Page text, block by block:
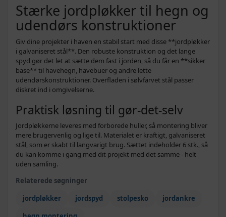
Stærke jordpløkker til hegn og
udendørs konstruktioner
Giv dine projekter i haven en stabil start med disse **jordpløkker
i galvaniseret stål**. Den robuste konstruktion og det lange
spyd gør det let at sætte dem fast i jorden, så du får en **sikker
base** til havehegn, havebuer og andre lette
udendørskonstruktioner. Overfladen i sølvfarvet stål passer
diskret ind i omgivelserne.
Praktisk løsning til gør‑det‑selv
Jordpløkkerne leveres med forborede huller, så montering bliver
mere brugervenlig og lige til. Materialet er kraftigt, galvaniseret
stål, som er skabt til langvarigt brug. Sættet indeholder 6 stk., så
du kan komme i gang med dit projekt med det samme - helt
uden samling.
Relaterede søgninger
jordpløkker
jordspyd stolpesko
jordankre
9 x 9 x 90 cm - 12 stk 1.169,-
10 x 10 x 76 cm - 12 stk
10 x 10 x 76 cm - 2 stk
379,-
359,-